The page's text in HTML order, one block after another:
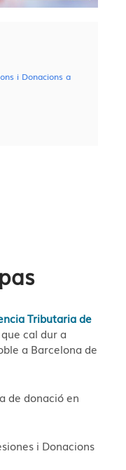
i Donacions a
Tributaria de
cal dur a
a Barcelona de
de donació en
i Donacions